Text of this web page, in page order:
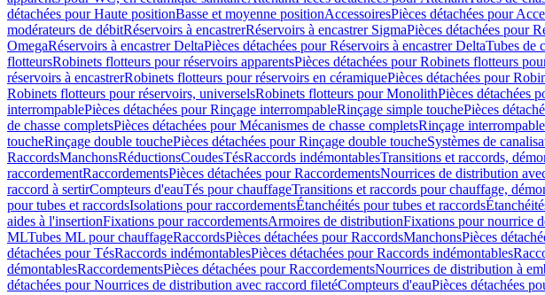
détachées pour Haute positionBasse et moyenne positionAccessoiresPièces détachées pour
modérateurs de débitRéservoirs à encastrerRéservoirs à encastrer SigmaPièces détachées pour
OmegaRéservoirs à encastrer DeltaPièces détachées pour Réservoirs à encastrer DeltaTubes de
flotteursRobinets flotteurs pour réservoirs apparentsPièces détachées pour Robinets flotteurs
réservoirs à encastrerRobinets flotteurs pour réservoirs en céramiquePièces détachées pour
Robinets flotteurs pour réservoirs, universelsRobinets flotteurs pour MonolithPièces détachées
interrompablePièces détachées pour Rinçage interrompableRinçage simple touchePièces
de chasse completsPièces détachées pour Mécanismes de chasse completsRinçage interrompable
toucheRinçage double touchePièces détachées pour Rinçage double toucheSystèmes de
RaccordsManchonsRéductionsCoudesTésRaccords indémontablesTransitions et raccords,
raccordementRaccordementsPièces détachées pour RaccordementsNourrices de distribution
raccord à sertirCompteurs d'eauTés pour chauffageTransitions et raccords pour chauffage,
pour tubes et raccordsIsolations pour raccordementsÉtanchéités pour tubes et raccords
aides à l'insertionFixations pour raccordementsArmoires de distributionFixations pour nourrice
MLTubes ML pour chauffageRaccordsPièces détachées pour RaccordsManchonsPièces
détachées pour TésRaccords indémontablesPièces détachées pour Raccords indémontables
démontablesRaccordementsPièces détachées pour RaccordementsNourrices de distribution à
détachées pour Nourrices de distribution avec raccord filetéCompteurs d'eauPièces détachées